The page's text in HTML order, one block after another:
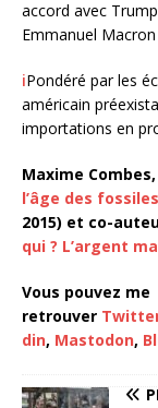
accord avec
Emmanuel
iPondéré par les
américain
importations en
Maxime
l’âge des
2015) et co-
qui ? L’argent
Vous pouvez me
retrouver
din, Mastodon,